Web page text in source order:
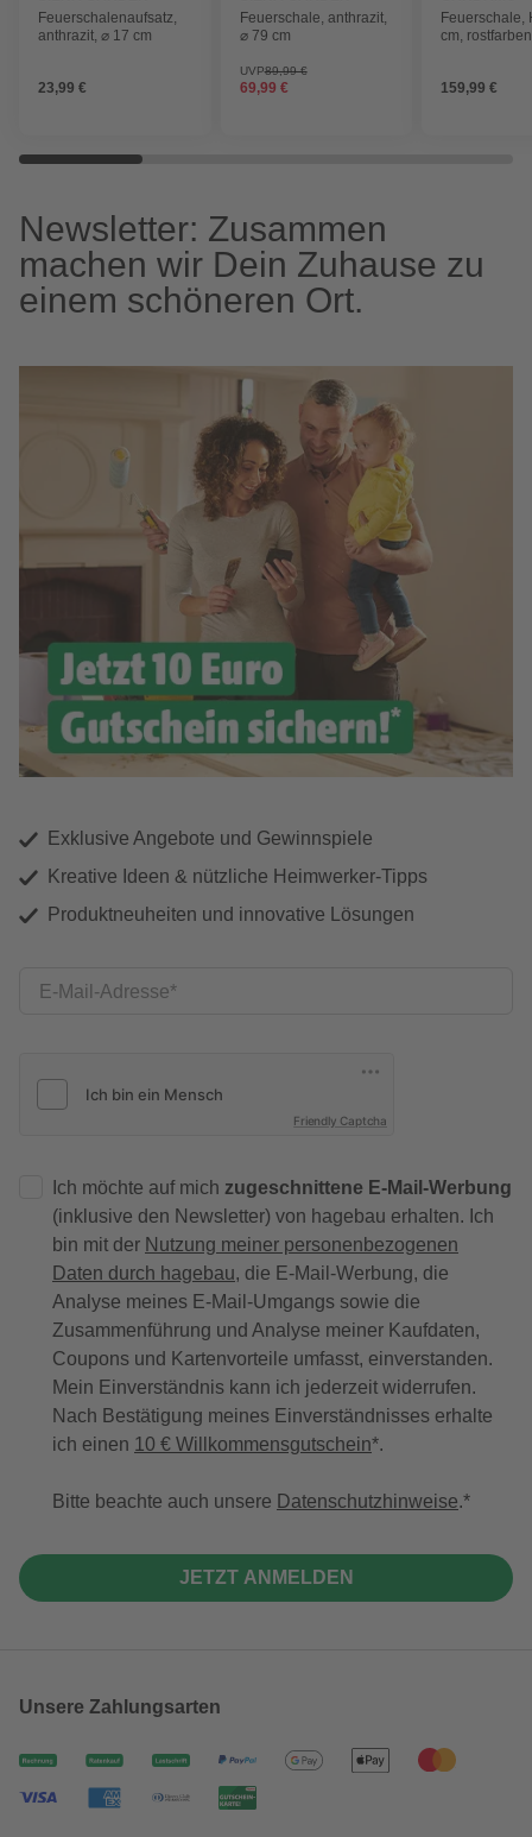
Feuerschalenaufsatz,
anthrazit, ⌀ 17 cm
23,99 €
Feuerschale, anthrazit,
⌀ 79 cm
UVP89,99 €
69,99 €
Feuerschale,
cm, rostfarben
159,99 €
Newsletter: Zusammen
machen wir Dein Zuhause zu
einem schöneren Ort.
Exklusive Angebote und Gewinnspiele
Kreative Ideen & nützliche Heimwerker-Tipps
Produktneuheiten und innovative Lösungen
E-Mail-Adresse
Friendly Captcha
Ich möchte auf mich zugeschnittene E-Mail-Werbung
(inklusive den Newsletter) von hagebau erhalten. Ich
bin mit der Nutzung meiner personenbezogenen
Daten durch hagebau, die E-Mail-Werbung, die
Analyse meines E-Mail-Umgangs sowie die
Zusammenführung und Analyse meiner Kaufdaten,
Coupons und Kartenvorteile umfasst, einverstanden.
Mein Einverständnis kann ich jederzeit widerrufen.
Nach Bestätigung meines Einverständnisses erhalte
ich einen 10 € Willkommensgutschein*.
Bitte beachte auch unsere Datenschutzhinweise.
JETZT ANMELDEN
Unsere Zahlungsarten